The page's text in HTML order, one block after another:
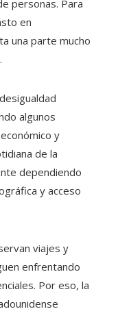
personas. Para
en
una parte mucho
algunos
y
de la
dependiendo
y acceso
viajes y
enfrentando
Por eso, la